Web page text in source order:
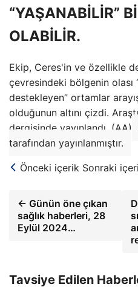
“YAŞANABİLİR”
OLABİLİR.
Ekip, Ceres'in ve özellikle
çevresindeki bölgenin olası
destekleyen” ortamlar
olduğunun altını çizdi.
dergisinde yayınlandı. (AA)
tarafından yayınlanmıştır.
Önceki içerik Sonraki
← Günün öne çıkan
sağlık haberleri, 28
Eylül 2024…
Tavsiye Edilen